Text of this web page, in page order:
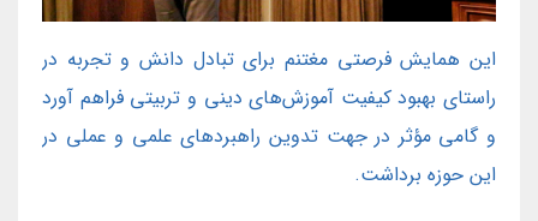
این همایش فرصتی مغتنم برای تبادل دانش و تجربه در
راستای بهبود کیفیت آموزش‌های دینی و تربیتی فراهم آورد
و گامی مؤثر در جهت تدوین راهبردهای علمی و عملی در
این حوزه برداشت.